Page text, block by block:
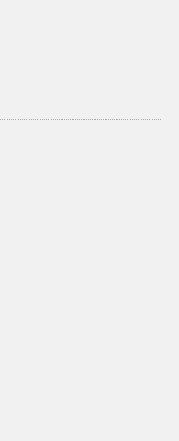
ရွှင်